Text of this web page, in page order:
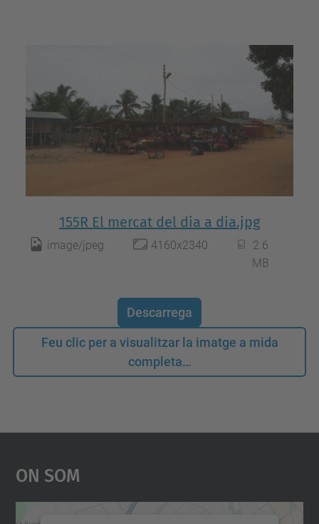
155R El mercat del dia a dia.jpg
image/jpeg 4160x2340
2.6
MB
Descarrega
Feu clic per a visualitzar la imatge a mida
completa…
On Som